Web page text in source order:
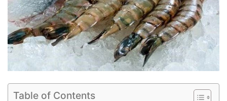
Table of Contents